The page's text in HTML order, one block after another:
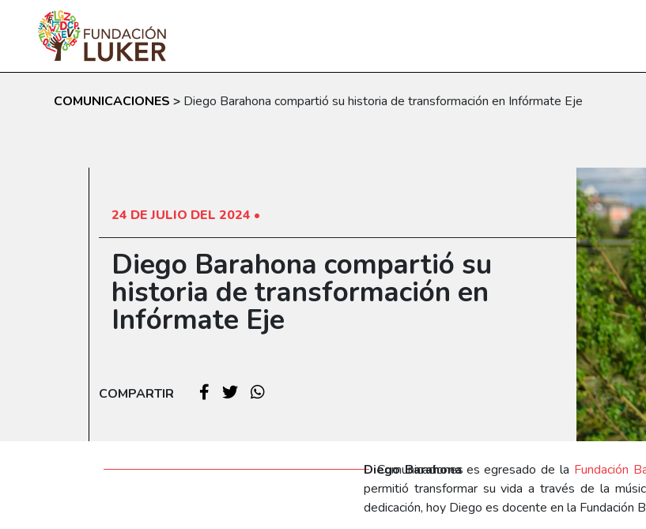
Skip to main content
COMUNICACIONES > Diego Barahona compartió su historia de transformación en Infórmate Eje
24 DE JULIO DEL 2024 •
Diego Barahona compartió su
historia de transformación en
Infórmate Eje
COMPARTIR
Comunicaciones
Diego Barahonaes egresado de la Fundación
permitió transformar su vida a través de la
dedicación, hoy Diego es docente en la Fundación